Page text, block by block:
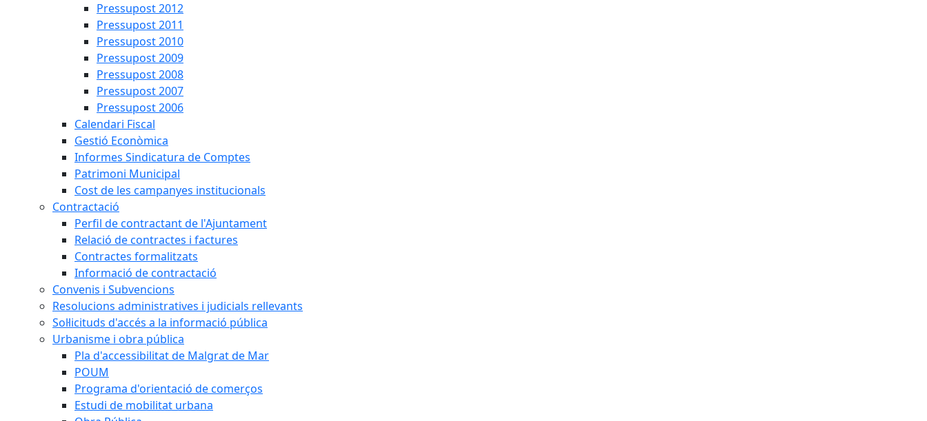
Pressupost 2012
Pressupost 2011
Pressupost 2010
Pressupost 2009
Pressupost 2008
Pressupost 2007
Pressupost 2006
Calendari Fiscal
Gestió Econòmica
Informes Sindicatura de Comptes
Patrimoni Municipal
Cost de les campanyes institucionals
Contractació
Perfil de contractant de l'Ajuntament
Relació de contractes i factures
Contractes formalitzats
Informació de contractació
Convenis i Subvencions
Resolucions administratives i judicials rellevants
Sol·licituds d'accés a la informació pública
Urbanisme i obra pública
Pla d'accessibilitat de Malgrat de Mar
POUM
Programa d'orientació de comerços
Estudi de mobilitat urbana